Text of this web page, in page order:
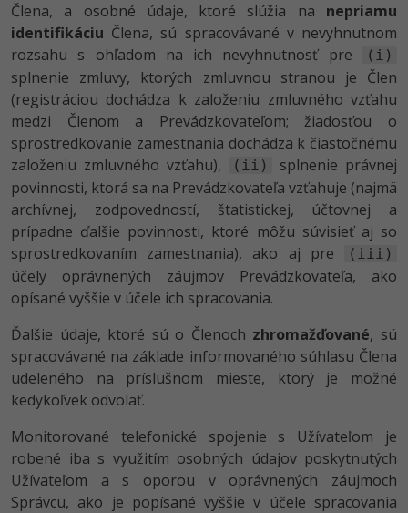
Člena, a osobné údaje, ktoré slúžia na nepriamu
identifikáciu Člena, sú spracovávané v nevyhnutnom
rozsahu s ohľadom na ich nevyhnutnosť pre
(i)
splnenie zmluvy, ktorých zmluvnou stranou je Člen
(registráciou dochádza k založeniu zmluvného vzťahu
medzi Členom a Prevádzkovateľom; žiadosťou o
sprostredkovanie zamestnania dochádza k čiastočnému
založeniu zmluvného vzťahu),
(ii)
splnenie právnej
povinnosti, ktorá sa na Prevádzkovateľa vzťahuje (najmä
archívnej, zodpovedností, štatistickej, účtovnej a
prípadne ďalšie povinnosti, ktoré môžu súvisieť aj so
sprostredkovaním zamestnania), ako aj pre
(iii)
účely oprávnených záujmov Prevádzkovateľa, ako
opísané vyššie v účele ich spracovania.
Ďalšie údaje, ktoré sú o Členoch zhromažďované, sú
spracovávané na základe informovaného súhlasu Člena
udeleného na príslušnom mieste, ktorý je možné
kedykoľvek odvolať.
Monitorované telefonické spojenie s Užívateľom je
robené iba s využitím osobných údajov poskytnutých
Užívateľom a s oporou v oprávnených záujmoch
Správcu, ako je popísané vyššie v účele spracovania